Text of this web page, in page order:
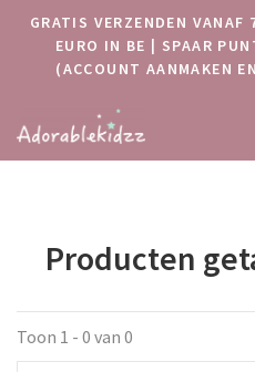
GRATIS VERZENDEN
EURO IN BE | SPAAR
(ACCOUNT AANMAKEN
Producten
Toon 1 - 0 van 0